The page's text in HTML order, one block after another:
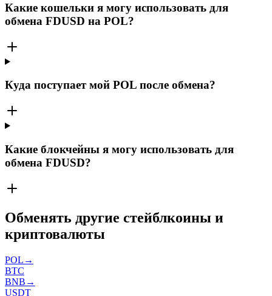
Какие кошельки я могу использовать для
обмена FDUSD на POL?
Куда поступает мой POL после обмена?
Какие блокчейны я могу использовать для
обмена FDUSD?
Обменять другие стейблкоины и
криптовалюты
POL →
BTC
BNB →
USDT